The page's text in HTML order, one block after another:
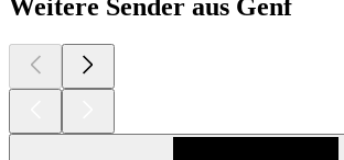
Weitere Sender aus Genf